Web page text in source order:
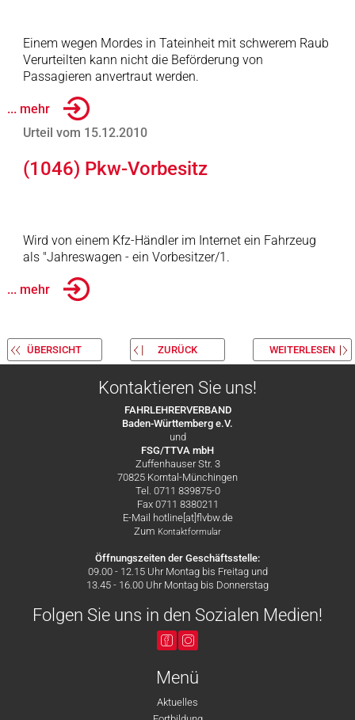
Einem wegen Mordes in Tateinheit mit schwerem Raub
Verurteilten kann nicht die Beförderung von
Passagieren anvertraut werden.
... mehr
Urteil vom 15.12.2010
(1046) Pkw-Vorbesitz
Wird von einem Kfz-Händler im Internet ein Fahrzeug
als "Jahreswagen - ein Vorbesitzer/1.
... mehr
ÜBERSICHT ZURÜCK WEITERLESEN
Kontaktieren Sie uns!
FAHRLEHRERVERBAND
Baden-Württemberg e.V.
und
FSG/TTVA mbH
Zuffenhauser Str. 3
70825 Korntal-Münchingen
Tel. 0711 839875-0
Fax 0711 8380211
E-Mail hotline[at]flvbw.de
Zum Kontaktformular
Öffnungszeiten der Geschäftsstelle:
09.00 - 12.15 Uhr Montag bis Freitag und
13.45 - 16.00 Uhr Montag bis Donnerstag
Folgen Sie uns in den Sozialen Medien!
Menü
Aktuelles